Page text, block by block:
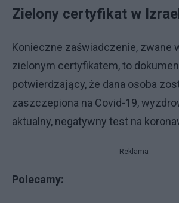
Zielony certyfikat w
Konieczne zaświadczenie, zwane
zielonym certyfikatem, to
potwierdzający, że dana osoba
zaszczepiona na Covid-19,
aktualny, negatywny test na
Reklama
Polecamy: